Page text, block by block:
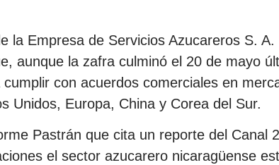
la Empresa de Servicios Azucareros S.
aunque la zafra culminó el 20 de mayo
con acuerdos comerciales en
Unidos, Europa, China y Corea del Sur.
Pastrán que cita un reporte del Canal
el sector azucarero nicaragüense